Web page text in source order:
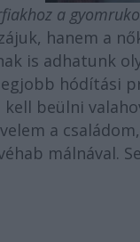
a
hanem a
is adhatunk
hódítási
beülni
a
málnával.